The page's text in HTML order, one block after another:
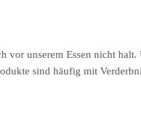
unserem Essen nicht halt.
sind häufig mit